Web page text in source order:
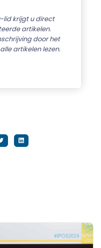
lid krijgt u direct
artikelen.
door het
artikelen lezen.